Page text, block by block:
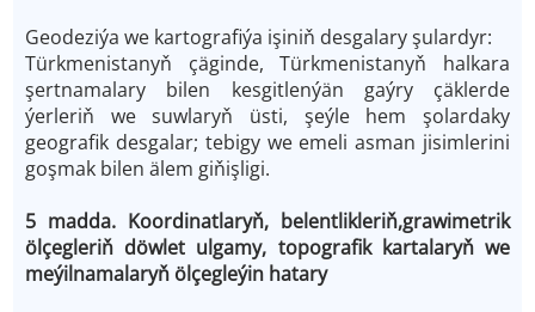
Geodeziýa we kartografiýa işiniň desgalary şulardyr:
Türkmenistanyň çäginde, Türkmenistanyň halkara
şertnamalary bilen kesgitlenýän gaýry çäklerde
ýerleriň we suwlaryň üsti, şeýle hem şolardaky
geografik desgalar; tebigy we emeli asman jisimlerini
goşmak bilen älem giňişligi.
5 madda. Koordinatlaryň, belentlikleriň,grawimetrik
ölçegleriň döwlet ulgamy, topografik kartalaryň we
meýilnamalaryň ölçegleýin hatary